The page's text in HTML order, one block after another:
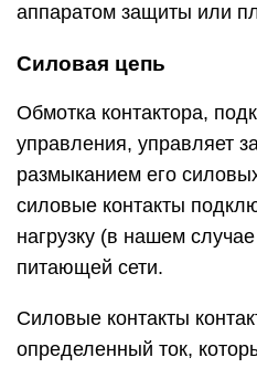
аппаратом защиты или
Силовая цепь
Обмотка контактора,
управления, управляет
размыканием его
силовые контакты
нагрузку (в нашем
питающей сети.
Силовые контакты
определенный ток,